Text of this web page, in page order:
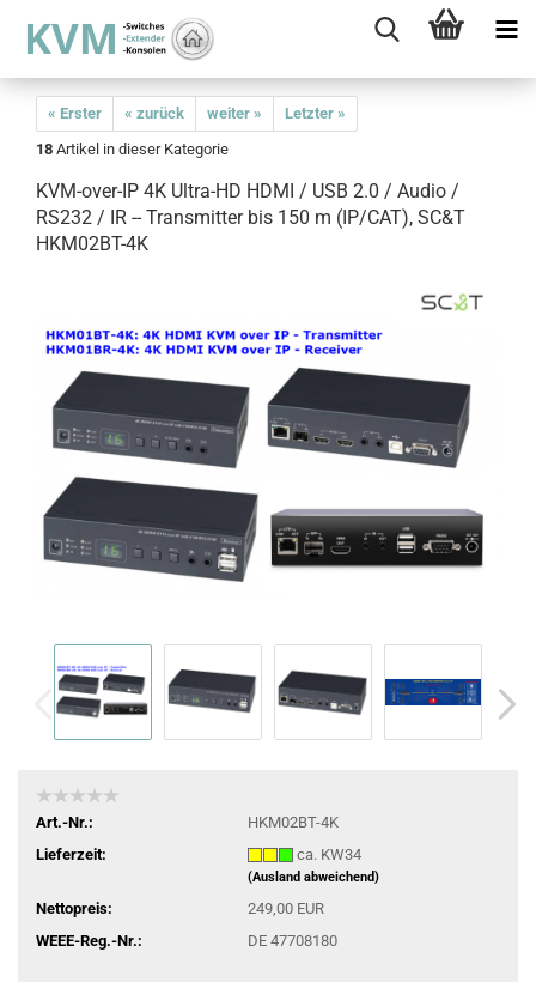
« Erster « zurück weiter »
Letzter »
18 Artikel in dieser Kategorie
KVM-over-IP 4K Ultra-HD HDMI / USB 2.0 / Audio /
RS232 / IR -- Transmitter bis 150 m (IP/CAT), SC&T
HKM02BT-4K
Art.-Nr.:
HKM02BT-4K
Lieferzeit:
ca. KW34
(Ausland abweichend)
Nettopreis:
249,00 EUR
WEEE-Reg.-Nr.:
DE 47708180